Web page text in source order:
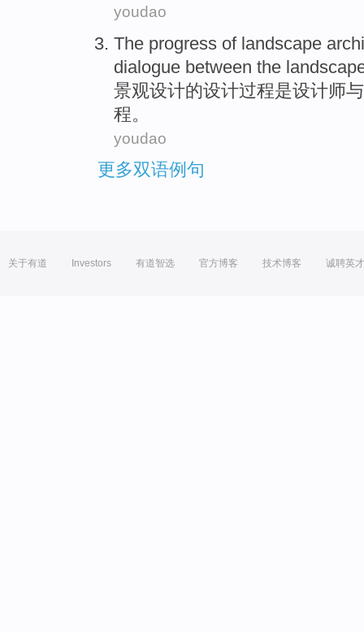
youdao
The progress of landscape
dialogue between the
景观设计的设计过程是设计师与
程。
youdao
更多双语例句
关于有道 Investors 有道智选 官方博客 技术博客 诚聘英才